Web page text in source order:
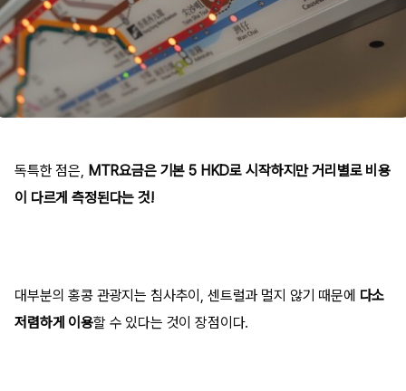
독특한 점은, MTR요금은 기본 5 HKD로 시작하지만 거리별로 비용
이 다르게 측정된다는 것!
대부분의 홍콩 관광지는 침사추이, 센트럴과 멀지 않기 때문에 다소
저렴하게 이용할 수 있다는 것이 장점이다.